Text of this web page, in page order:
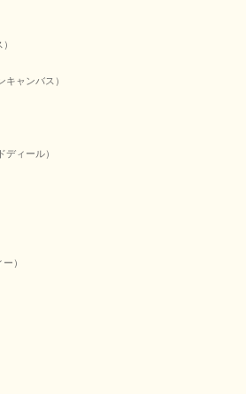
キャンバス）
ィール）
）